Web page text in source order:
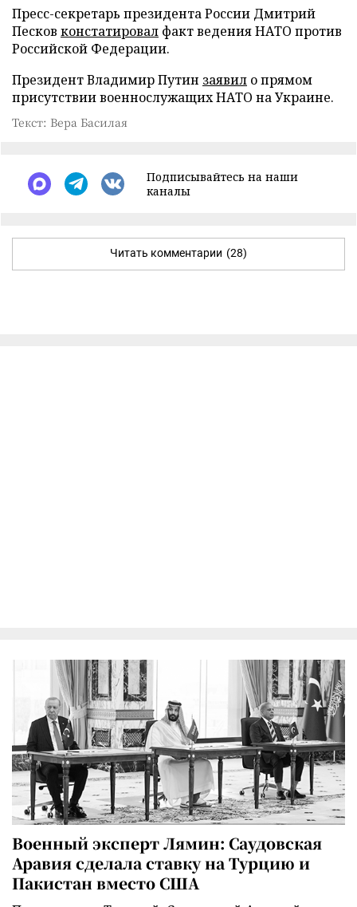
Пресс-секретарь президента России Дмитрий
Песков констатировал факт ведения НАТО против
Российской Федерации.
Президент Владимир Путин заявил о прямом
присутствии военнослужащих НАТО на Украине.
Текст: Вера Басилая
Подписывайтесь на наши
каналы
Читать комментарии (28)
Военный эксперт Лямин: Саудовская
Аравия сделала ставку на Турцию и
Пакистан вместо США